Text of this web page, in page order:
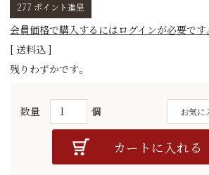
277 ポイント進呈
会員価格で購入するにはログインが必要です。
送料込
残りわずかです。
お気に
カートに入れる